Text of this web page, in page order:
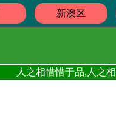
新澳区
人之相惜惜于品,人之